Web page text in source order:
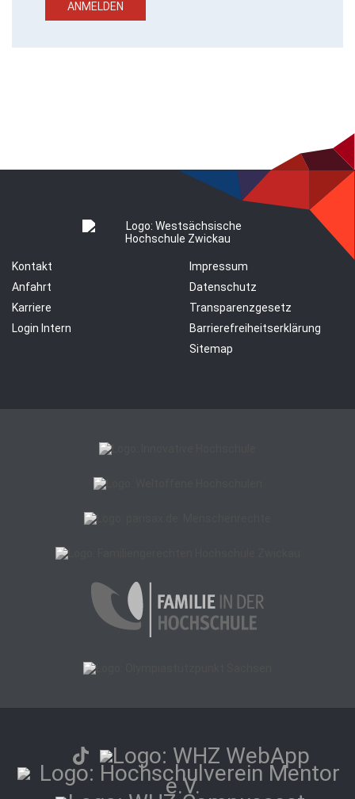
Kontakt
Anfahrt
Karriere
Login Intern
Impressum
Datenschutz
Transparenzgesetz
Barrierefreiheitserklärung
Sitemap